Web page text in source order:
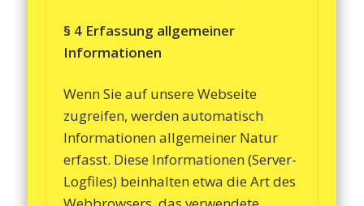
§ 4 Erfassung allgemeiner
Informationen
Wenn Sie auf unsere Webseite
zugreifen, werden automatisch
Informationen allgemeiner Natur
erfasst. Diese Informationen (Server-
Logfiles) beinhalten etwa die Art des